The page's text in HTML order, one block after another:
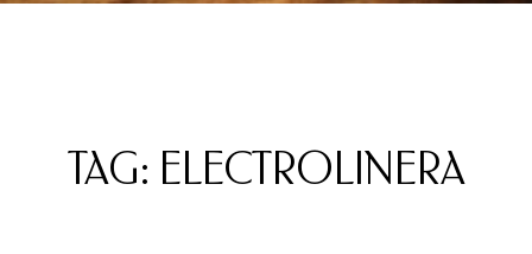
TAG: ELECTROLINERA